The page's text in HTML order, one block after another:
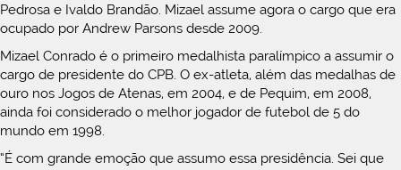
Pedrosa e Ivaldo Brandão. Mizael assume agora o cargo que era
ocupado por Andrew Parsons desde 2009.
Mizael Conrado é o primeiro medalhista paralímpico a assumir o
cargo de presidente do CPB. O ex-atleta, além das medalhas de
ouro nos Jogos de Atenas, em 2004, e de Pequim, em 2008,
ainda foi considerado o melhor jogador de futebol de 5 do
mundo em 1998.
“É com grande emoção que assumo essa presidência. Sei que